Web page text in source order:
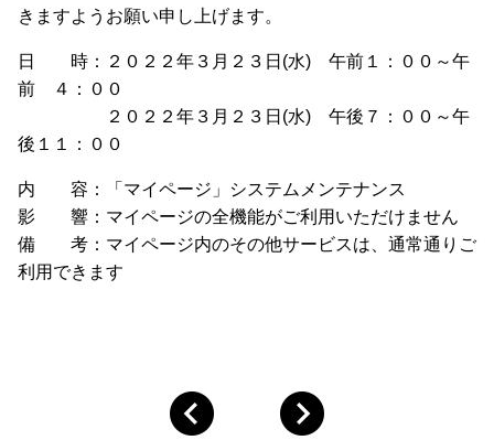
きますようお願い申し上げます。
日 時：２０２２年３月２３日(水) 午前１：００～午
前 ４：００
２０２２年３月２３日(水) 午後７：００～午
後１１：００
内 容：「マイページ」システムメンテナンス
影 響：マイページの全機能がご利用いただけません
備 考：マイページ内のその他サービスは、通常通りご
利用できます